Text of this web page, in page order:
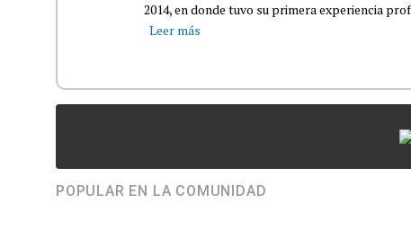
2014, en donde tuvo su primera experiencia
Leer más
POPULAR EN LA COMUNIDAD